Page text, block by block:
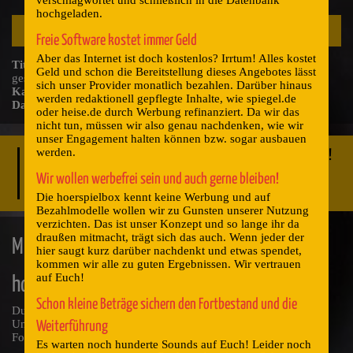
Audio-
Player
00:00
Titel : Klavierstimmer nimmt die Feinstimmung anhand einzeln
gespielter Akkorde vor.
Kategorie: Instrumente > Tasten
Dateiname: 4-3-10003.mp3
hochgeladen.
Freie Software kostet immer Geld
Aber das Internet ist doch kostenlos? Irrtum! Alles kostet
Geld und schon die Bereitstellung dieses Angebotes lässt
sich unser Provider monatlich bezahlen. Darüber hinaus
werden redaktionell gepflegte Inhalte, wie spiegel.de
oder heise.de durch Werbung refinanziert. Da wir das
nicht tun, müssen wir also genau nachdenken, wie wir
unser Engagement halten können bzw. sogar ausbauen
werden.
Wir wollen werbefrei sein und auch gerne bleiben!
Die hoerspielbox kennt keine Werbung und auf
Bezahlmodelle wollen wir zu Gunsten unserer Nutzung
verzichten. Das ist unser Konzept und so lange ihr da
draußen mitmacht, trägt sich das auch. Wenn jeder der
hier saugt kurz darüber nachdenkt und etwas spendet,
kommen wir alle zu guten Ergebnissen. Wir vertrauen
auf Euch!
Schon kleine Beträge sichern den Fortbestand und die
Weiterführung
Es warten noch hunderte Sounds auf Euch! Leider noch
Deine Spende ist von Nöten, deshalb gib halt ein paar Kröten!
Jede Spende wird dankbar angenommen und ermöglicht das
weitere Arbeiten der hoerspielbox.
Mit Deiner Unterstützung hilfst Du der
hoerspielbox!
Du kannst uns hier über PayPal oder Kreditkarte Deine
Unterstützung zukommen lassen und somit helfen, den
Fortbestand der hoerspielbox zu sichern.